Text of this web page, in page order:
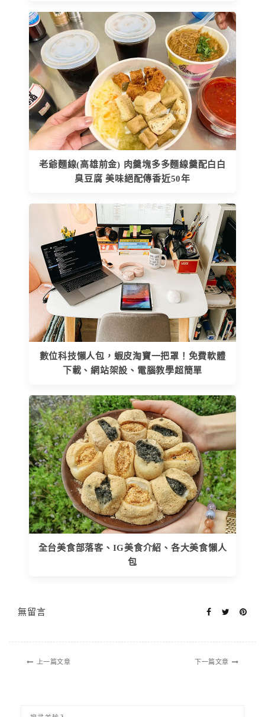
老爺麵線(高雄前金) 肉羹塊多多麵線羹配白白
臭豆腐 美味絕配傳香近50年
數位科技懶人包，蝦皮淘寶一把罩！免費軟體
下載、網站架設、電腦教學超簡單
全台美食部落客、IG美食介紹、各大美食懶人
包
無留言
上一篇文章 下一篇文章